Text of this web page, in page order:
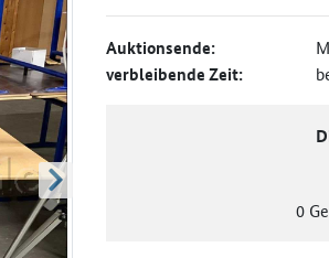
weiter blättern
Auktionsende:
verbleibende Zeit:
0